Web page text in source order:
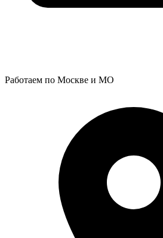
Работаем по Москве и МО